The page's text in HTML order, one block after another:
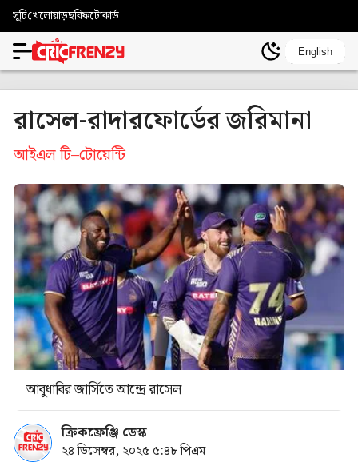
সূচিখেলোয়াড়ছবিফটোকার্ড
English
রাসেল-রাদারফোর্ডের জরিমানা
আইএল টি–টোয়েন্টি
আবুধাবির জার্সিতে আন্দ্রে রাসেল
ক্রিকফ্রেঞ্জি ডেস্ক
২৪ ডিসেম্বর, ২০২৫ ৫:৪৮ পিএম